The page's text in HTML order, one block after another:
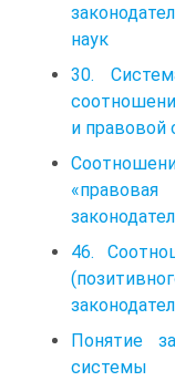
наук
30.
и правовой
46.
Понятие